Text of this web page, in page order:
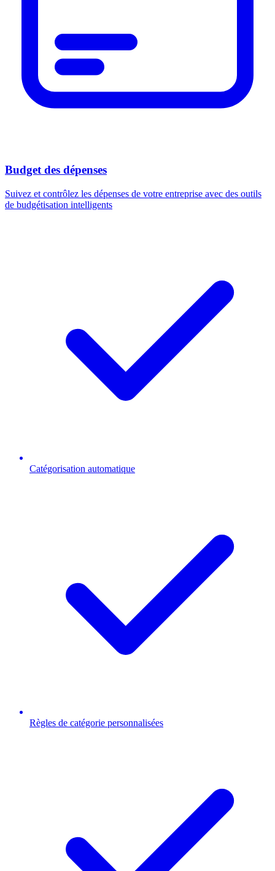
Budget des dépenses
Suivez et contrôlez les dépenses de votre entreprise avec des outils
de budgétisation intelligents
Catégorisation automatique
Règles de catégorie personnalisées